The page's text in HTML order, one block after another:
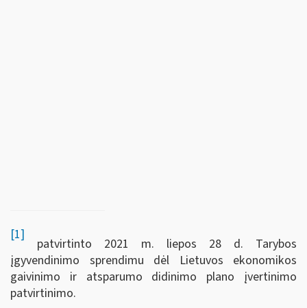
[1]
patvirtinto 2021 m. liepos 28 d. Tarybos
įgyvendinimo sprendimu dėl Lietuvos ekonomikos
gaivinimo ir atsparumo didinimo plano įvertinimo
patvirtinimo.